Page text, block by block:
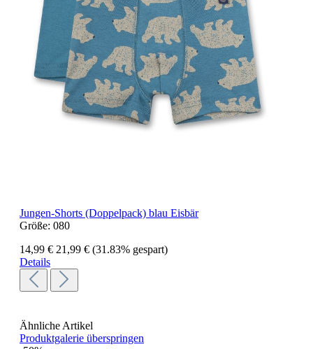
Jungen-Shorts (Doppelpack) blau Eisbär
Größe: 080
14,99 € 21,99 € (31.83% gespart)
Details
Ähnliche Artikel
Produktgalerie überspringen